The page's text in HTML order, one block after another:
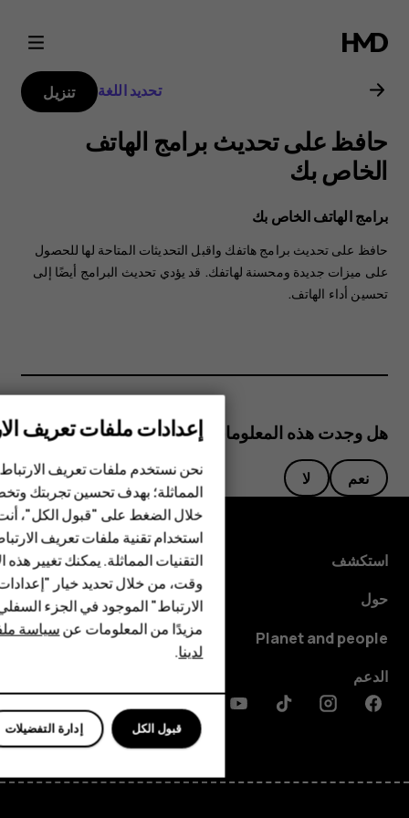
دليل
مستخدم
Nokia
6.1
Plus
الهواتف الذكية
الهواتف المميزة
HMD Terra M
HMD DUB
HMD Watch
للأعمال
تحديد اللغة تنزيل
حافظ على تحديث برامج الهاتف
الخاص بك
برامج الهاتف الخاص بك
حافظ على تحديث برامج هاتفك واقبل التحديثات المتاحة لها للحصول
على ميزات جديدة ومحسنة لهاتفك. قد يؤدي تحديث البرامج أيضًا إلى
تحسين أداء الهاتف.
هل وجدت هذه المعلومات مفيدة؟
نعم لا
استكشف
حول
Planet and people
الدعم
Facebook
Instagram
Tiktok
Youtube
Linkedin
Discord
إعدادات ملفات تعريف
نحن نستخدم ملفات تعريف
المماثلة؛ بهدف تحسين تجربتك
خلال الضغط على "قبول الكل"،
استخدام تقنية ملفات تعريف
التقنيات المماثلة. يمكنك تغيير
وقت، من خلال تحديد خيار
الارتباط" الموجود في الجزء
مزيدًا من المعلومات عنسياسة
لدينا.
إدارة التفضيلات قبول الكل